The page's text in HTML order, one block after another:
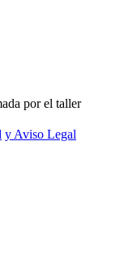
por el taller
y Aviso Legal